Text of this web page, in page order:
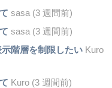
sasa (3 週間前)
sasa (3 週間前)
階層を制限したいKuro
Kuro (3 週間前)